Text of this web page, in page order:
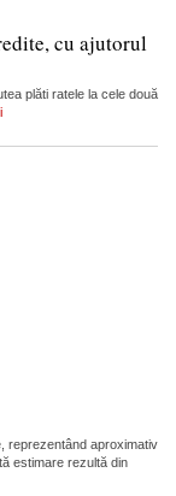
cu ajutorul
plăti ratele la cele două
reprezentând aproximativ
estimare rezultă din